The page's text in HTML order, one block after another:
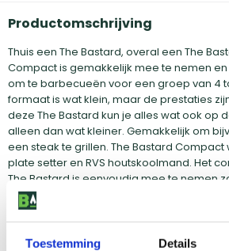
Toestemming Details
Productomschrijving
Thuis een The Bastard, overal een The
Compact is gemakkelijk mee te nemen
om te barbecueën voor een groep van 4
formaat is wat klein, maar de prestaties
deze The Bastard kun je alles wat ook op
alleen dan wat kleiner. Gemakkelijk om
een steak te grillen. The Bastard
plate setter en RVS houtskoolmand. Het
The Bastard is eenvoudig mee te nemen
kan BBQ'en. Het vernieuwde onderstel
Bastard Compact altijd stabiel en stevig op
Bastard is gemaakt van industrieel
barbecues van The Bastard staan